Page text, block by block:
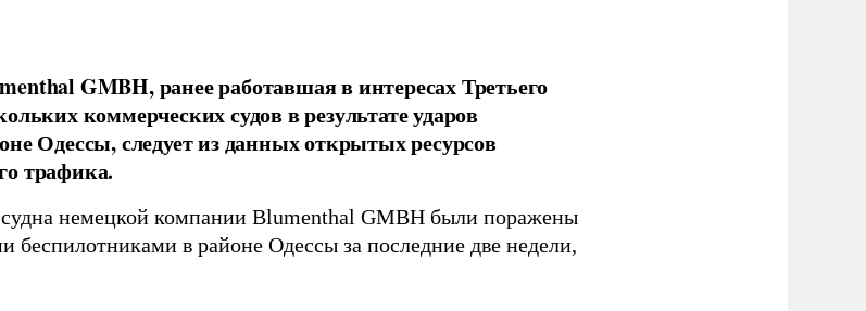
GMBH, ранее работавшая в интересах Третьего
коммерческих судов в результате ударов
Одессы, следует из данных открытых ресурсов
трафика.
немецкой компании Blumenthal GMBH были поражены
беспилотниками в районе Одессы за последние две недели,